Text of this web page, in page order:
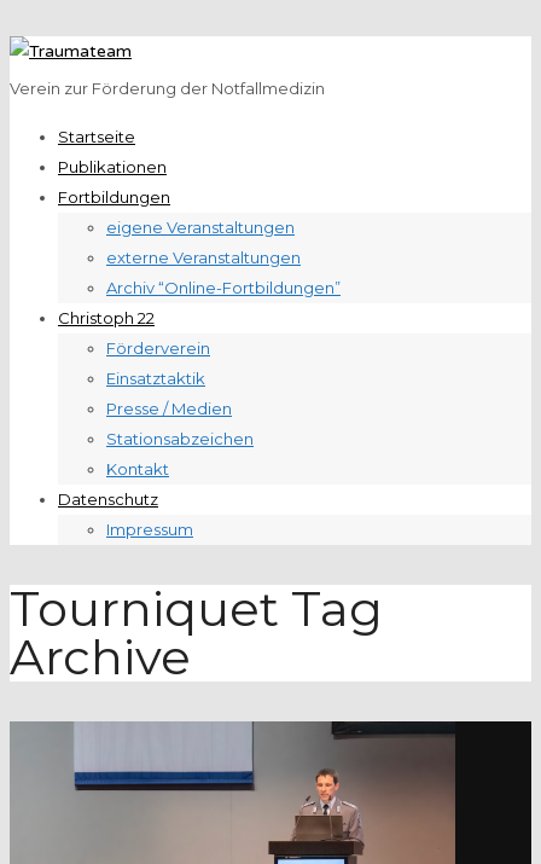
Verein zur Förderung der Notfallmedizin
Startseite
Publikationen
Fortbildungen
eigene Veranstaltungen
externe Veranstaltungen
Archiv “Online-Fortbildungen”
Christoph 22
Förderverein
Einsatztaktik
Presse / Medien
Stationsabzeichen
Kontakt
Datenschutz
Impressum
Tourniquet Tag
Archive